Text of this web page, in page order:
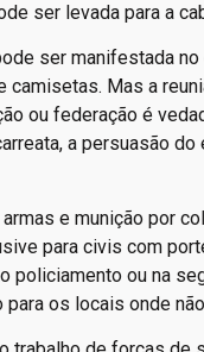
ser levada para a
ser manifestada
Mas a
ou federação é
a persuasão
e munição por
para civis com
policiamento ou na
os locais onde